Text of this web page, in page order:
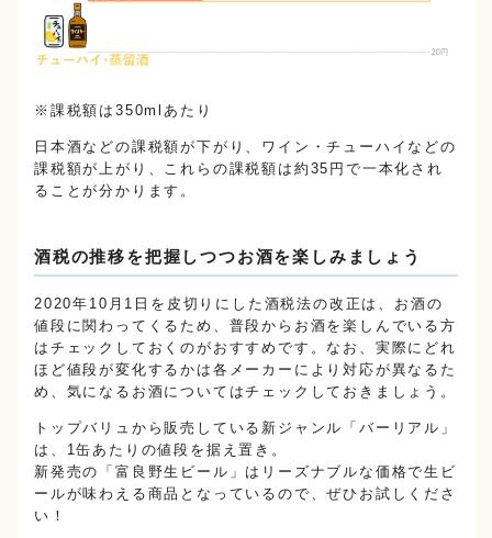
※課税額は350mlあたり
日本酒などの課税額が下がり、ワイン・チューハイなどの
課税額が上がり、これらの課税額は約35円で一本化され
ることが分かります。
酒税の推移を把握しつつお酒を楽しみましょう
2020年10月1日を皮切りにした酒税法の改正は、お酒の
値段に関わってくるため、普段からお酒を楽しんでいる方
はチェックしておくのがおすすめです。なお、実際にどれ
ほど値段が変化するかは各メーカーにより対応が異なるた
め、気になるお酒についてはチェックしておきましょう。
トップバリュから販売している新ジャンル「バーリアル」
は、1缶あたりの値段を据え置き。
新発売の「富良野生ビール」はリーズナブルな価格で生ビ
ールが味わえる商品となっているので、ぜひお試しくださ
い！